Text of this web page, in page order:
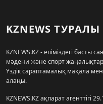
KZNEWS ТУРАЛЫ
KZNEWS.KZ - еліміздегі басты
мәдени және спорт
Үздік сараптамалық мақала
алаңы.
KZNEWS.KZ ақпарат агенттігі